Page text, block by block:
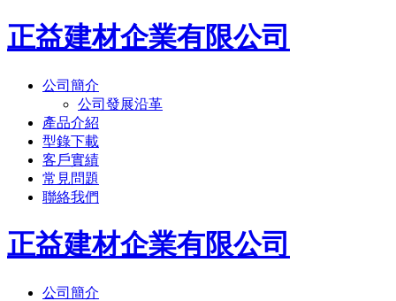
正益建材企業有限公司
公司簡介
公司發展沿革
產品介紹
型錄下載
客戶實績
常見問題
聯絡我們
正益建材企業有限公司
公司簡介